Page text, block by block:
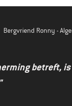
Bergvriend Ronny -
betreft,